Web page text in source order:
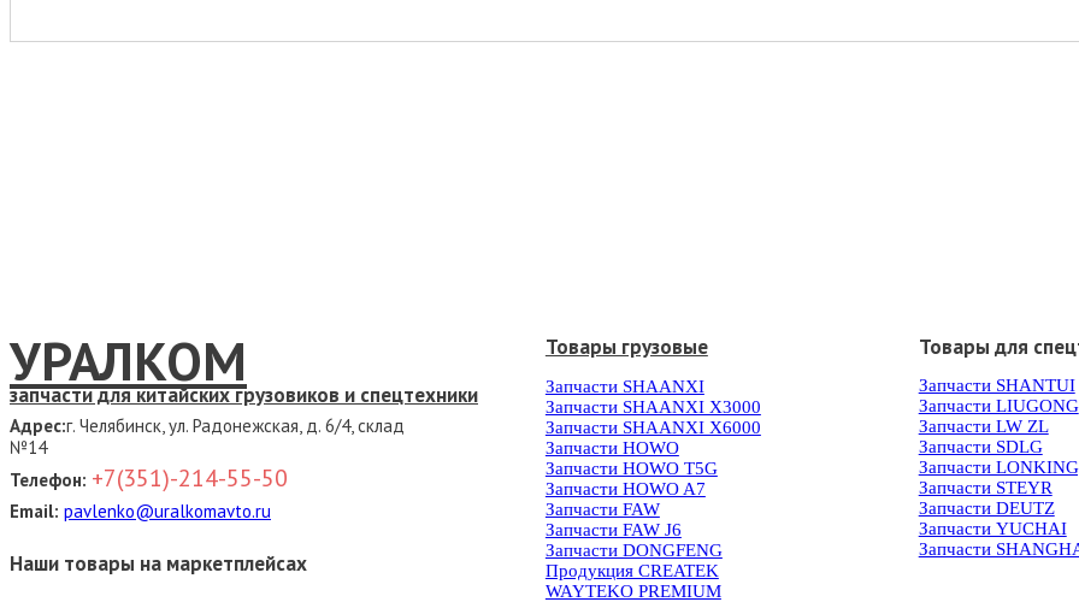
УРАЛКОМ
запчасти для китайских грузовиков и спецтехники
Адрес:г. Челябинск, ул. Радонежская, д. 6/4, склад
№14
Телефон: +7(351)-214-55-50
Email: pavlenko@uralkomavto.ru
Наши товары на маркетплейсах
Товары грузовые
Запчасти SHAANXI
Запчасти SHAANXI X3000
Запчасти SHAANXI X6000
Запчасти HOWO
Запчасти HOWO T5G
Запчасти HOWO A7
Запчасти FAW
Запчасти FAW J6
Запчасти DONGFENG
Продукция CREATEK
WAYTEKO PREMIUM
Товары для
Запчасти SHANTUI
Запчасти LIUGONG
Запчасти LW ZL
Запчасти SDLG
Запчасти
Запчасти STEYR
Запчасти DEUTZ
Запчасти YUCHAI
Запчасти